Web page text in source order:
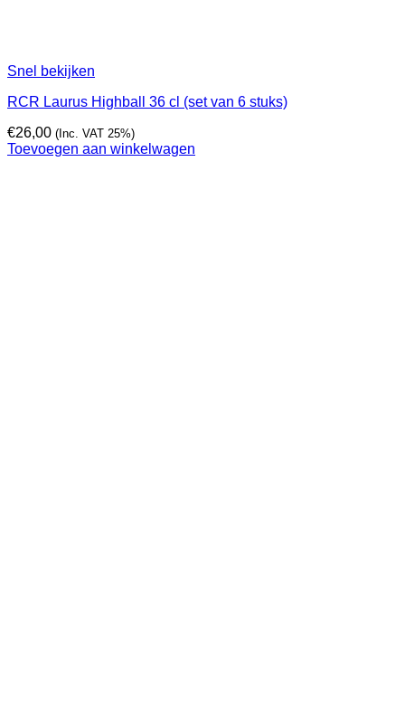
Snel bekijken
RCR Laurus Highball 36 cl (set van 6 stuks)
€26,00 (Inc. VAT 25%)
Toevoegen aan winkelwagen